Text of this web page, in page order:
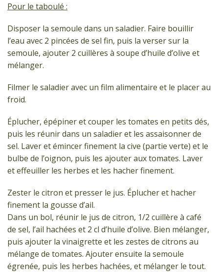
Pour le taboulé :
Disposer la semoule dans un saladier. Faire bouillir
l’eau avec 2 pincées de sel fin, puis la verser sur la
semoule, ajouter 2 cuillères à soupe d’huile d’olive et
mélanger.
Filmer le saladier avec un film alimentaire et le placer au
froid.
Éplucher, épépiner et couper les tomates en petits dés,
puis les réunir dans un saladier et les assaisonner de
sel. Laver et émincer finement la cive (partie verte) et le
bulbe de l’oignon, puis les ajouter aux tomates. Laver
et effeuiller les herbes et les hacher finement.
Zester le citron et presser le jus. Éplucher et hacher
finement la gousse d’ail.
Dans un bol, réunir le jus de citron, 1/2 cuillère à café
de sel, l’ail hachées et 2 cl d’huile d’olive. Bien mélanger,
puis ajouter la vinaigrette et les zestes de citrons au
mélange de tomates. Ajouter ensuite la semoule
égrenée, puis les herbes hachées, et mélanger le tout.